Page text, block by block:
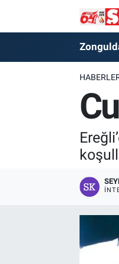
Zonguldak
Kdz. Ereğli
Zonguldak
Zonguldak Hava
Zonguldak
Zonguldak Trafik
Süper Lig Puan
Tüm Manşetler